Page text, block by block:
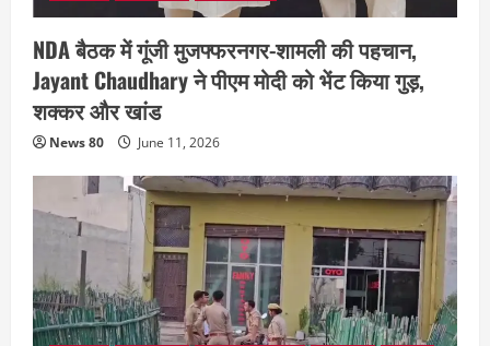
NDA बैठक में गूंजी मुजफ्फरनगर-शामली की पहचान,
Jayant Chaudhary ने पीएम मोदी को भेंट किया गुड़,
शक्कर और खांड
News 80 June 11, 2026